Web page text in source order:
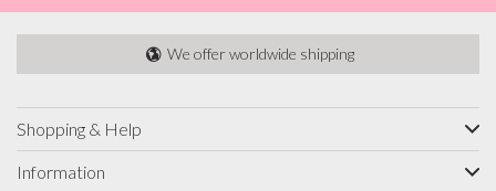
We offer worldwide shipping
Shopping & Help
Information